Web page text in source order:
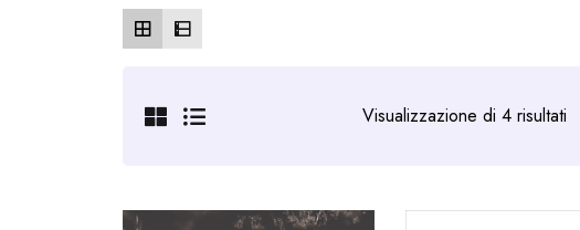
Visualizzazione di 4 risultati
al